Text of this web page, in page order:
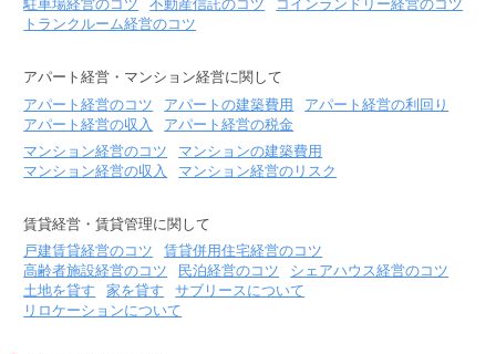
駐車場経営のコツ
不動産信託のコツ
コインランドリー経営のコツ
トランクルーム経営のコツ
アパート経営・マンション経営に関して
アパート経営のコツ
アパートの建築費用
アパート経営の利回り
アパート経営の収入
アパート経営の税金
マンション経営のコツ
マンションの建築費用
マンション経営の収入
マンション経営のリスク
賃貸経営・賃貸管理に関して
戸建賃貸経営のコツ
賃貸併用住宅経営のコツ
高齢者施設経営のコツ
民泊経営のコツ
シェアハウス経営のコツ
土地を貸す
家を貸す
サブリースについて
リロケーションについて